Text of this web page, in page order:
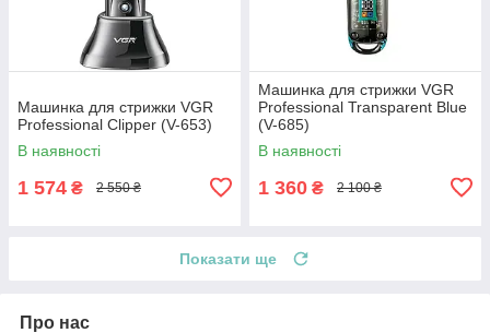
Машинка для стрижки VGR
Professional Clipper (V-653)
В наявності
1 574 ₴ 2 550 ₴
Машинка для стрижки VGR
Professional Transparent Blue
(V-685)
В наявності
1 360 ₴ 2 100 ₴
Показати ще
Про нас